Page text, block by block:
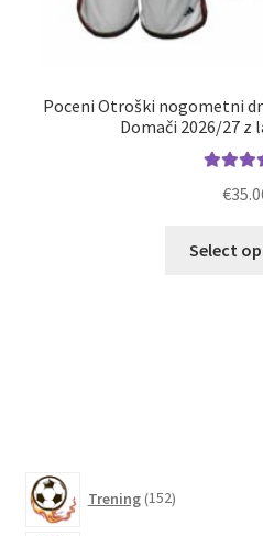
Poceni Otroški nogometni
Domači 2026/27
€
Select
Trening 152izdelkov